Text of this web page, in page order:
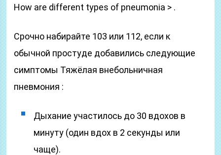
How are different types of pneumonia > .
Срочно набирайте 103 или 112, если к
обычной простуде добавились следующие
симптомы Тяжёлая внебольничная
пневмония :
Дыхание участилось до 30 вдохов в
минуту (один вдох в 2 секунды или
чаще).